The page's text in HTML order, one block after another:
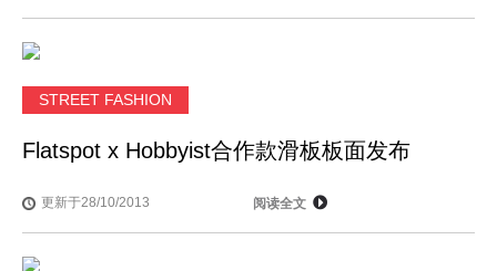
STREET FASHION
Flatspot x Hobbyist合作款滑板板面发布
更新于28/10/2013 阅读全文